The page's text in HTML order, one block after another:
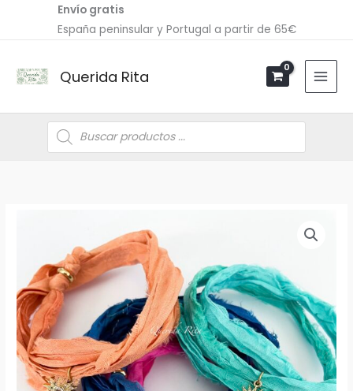
Envío gratis
España peninsular y Portugal a partir de 65€
Querida Rita
Búsqueda
de
productos
cantidad